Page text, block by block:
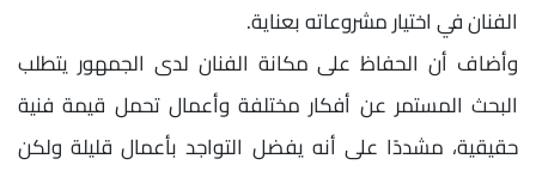
الفنان في اختيار مشروعاته بعناية.
وأضاف أن الحفاظ على مكانة الفنان لدى الجمهور يتطلب
البحث المستمر عن أفكار مختلفة وأعمال تحمل قيمة فنية
حقيقية، مشددًا على أنه يفضل التواجد بأعمال قليلة ولكن